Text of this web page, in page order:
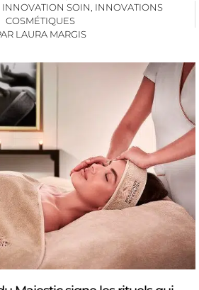
INNOVATION SOIN INNOVATIONS
COSMÉTIQUES
LAURA MARGIS